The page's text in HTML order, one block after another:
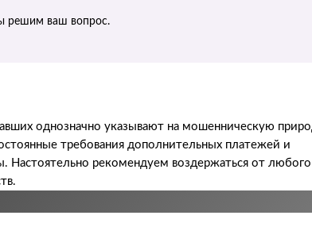
решим ваш вопрос.
однозначно указывают на мошенническую
требования дополнительных платежей и
Настоятельно рекомендуем воздержаться от любого